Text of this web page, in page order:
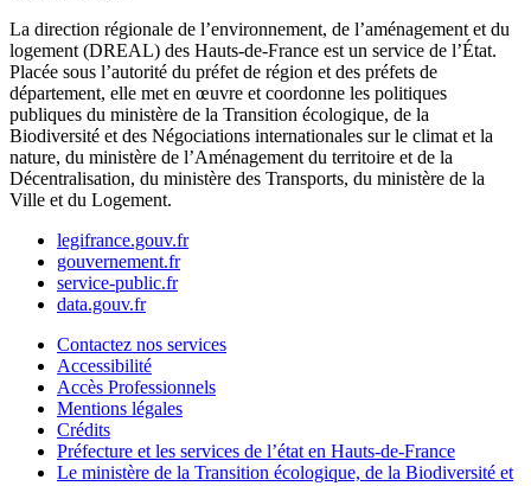
La direction régionale de l’environnement, de l’aménagement et du
logement (DREAL) des Hauts-de-France est un service de l’État.
Placée sous l’autorité du préfet de région et des préfets de
département, elle met en œuvre et coordonne les politiques
publiques du ministère de la Transition écologique, de la
Biodiversité et des Négociations internationales sur le climat et la
nature, du ministère de l’Aménagement du territoire et de la
Décentralisation, du ministère des Transports, du ministère de la
Ville et du Logement.
legifrance.gouv.fr
gouvernement.fr
service-public.fr
data.gouv.fr
Contactez nos services
Accessibilité
Accès Professionnels
Mentions légales
Crédits
Préfecture et les services de l’état en Hauts-de-France
Le ministère de la Transition écologique, de la Biodiversité et